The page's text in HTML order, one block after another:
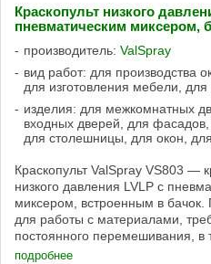
Краскопульт низкого
пневматическим миксером,
производитель: ValSpray
вид работ: для производства
для изготовления мебели,
изделия: для межкомнатных
входных дверей, для фасадов,
для столешницы, для окон,
Краскопульт ValSpray VS803 —
низкого давления LVLP с
миксером, встроенным в бачок.
для работы с материалами,
постоянного перемешивания, в
керамики. Технология
подробнее